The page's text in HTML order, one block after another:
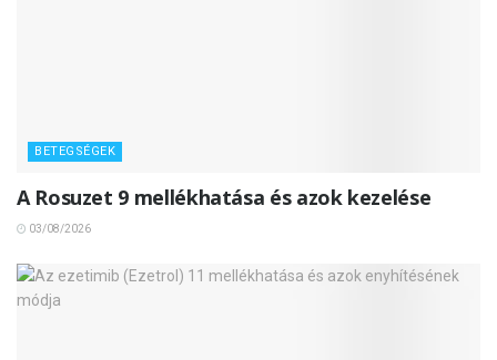
BETEGSÉGEK
A Rosuzet 9 mellékhatása és azok kezelése
03/08/2026